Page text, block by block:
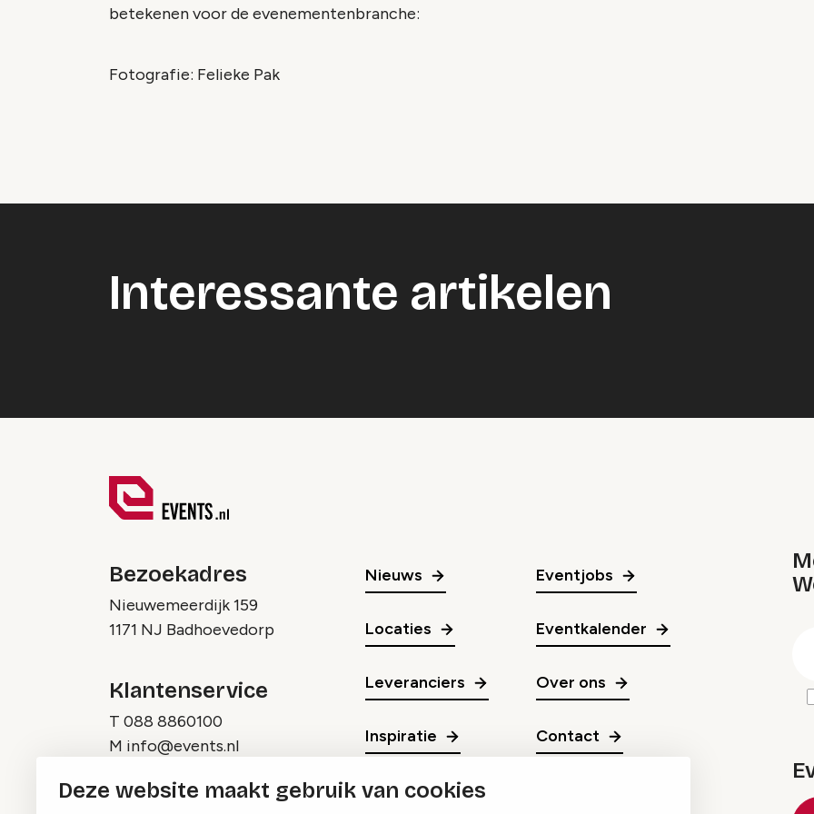
Deze website maakt gebruik van cookies
betekenen voor de evenementenbranche:
Fotografie: Felieke Pak
Interessante artikelen
Bezoekadres
Nieuwemeerdijk 159
1171 NJ Badhoevedorp
Klantenservice
T 088 8860100
M info@events.nl
Nieuws
Locaties
Leveranciers
Inspiratie
Eventjobs
Eventkalender
Over ons
Contact